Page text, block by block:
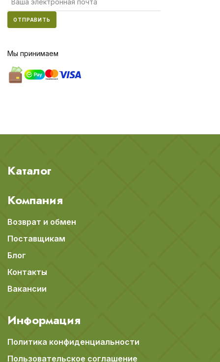
ОТПРАВИТЬ
Мы принимаем
Каталог
Компания
Возврат и обмен
Поставщикам
Блог
Контакты
Вакансии
Информация
Политика конфиденциальности
Пользовательское соглашение